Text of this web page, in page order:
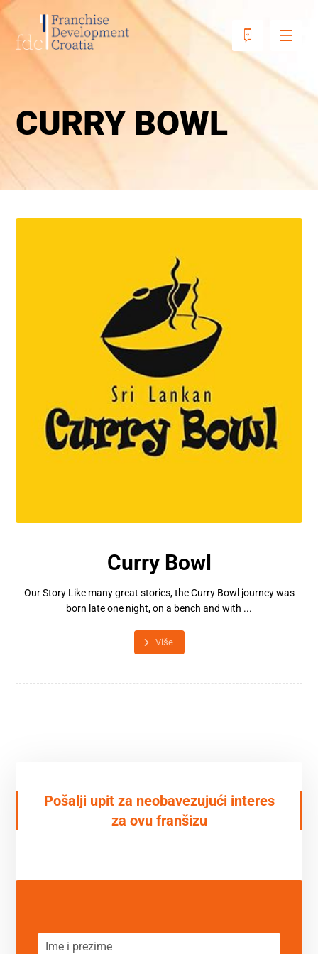
CURRY BOWL
Curry Bowl
Our Story Like many great stories, the Curry Bowl journey was
born late one night, on a bench and with ...
Više
Pošalji upit za neobavezujući interes
za ovu franšizu